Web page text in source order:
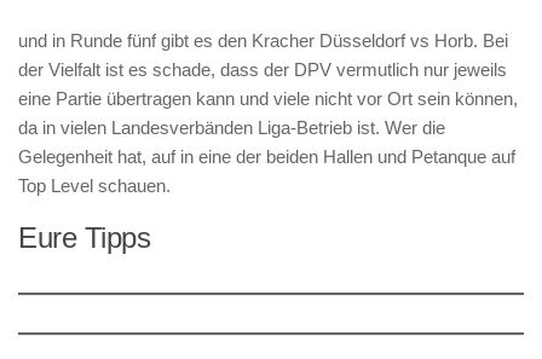
und in Runde fünf gibt es den Kracher Düsseldorf vs Horb. Bei
der Vielfalt ist es schade, dass der DPV vermutlich nur jeweils
eine Partie übertragen kann und viele nicht vor Ort sein können,
da in vielen Landesverbänden Liga-Betrieb ist. Wer die
Gelegenheit hat, auf in eine der beiden Hallen und Petanque auf
Top Level schauen.
Eure Tipps